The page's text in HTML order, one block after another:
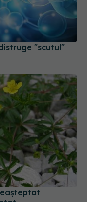
"scutul"